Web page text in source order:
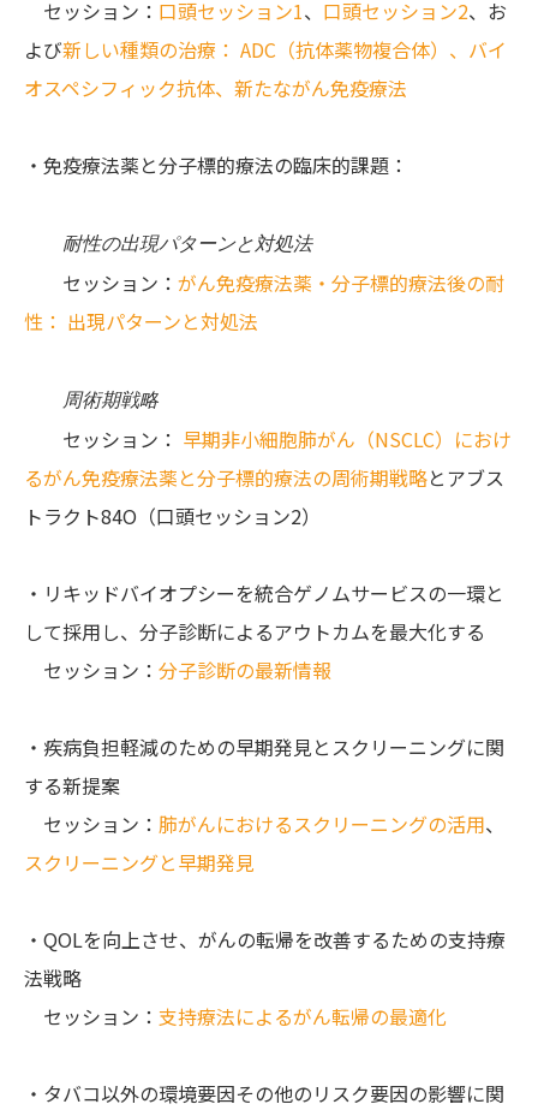
セッション： 口頭セッション1、 口頭セッション2、お
よび新しい種類の治療： ADC（抗体薬物複合体）、バイ
オスペシフィック抗体、新たながん免疫療法
・免疫療法薬と分子標的療法の臨床的課題：
耐性の出現パターンと対処法
セッション： がん免疫療法薬・分子標的療法後の耐
性： 出現パターンと対処法
周術期戦略
セッション： 早期非小細胞肺がん（NSCLC）におけ
るがん免疫療法薬と分子標的療法の周術期戦略とアブス
トラクト84O（口頭セッション2）
・リキッドバイオプシーを統合ゲノムサービスの一環と
して採用し、分子診断によるアウトカムを最大化する
セッション： 分子診断の最新情報
・疾病負担軽減のための早期発見とスクリーニングに関
する新提案
セッション： 肺がんにおけるスクリーニングの活用、
スクリーニングと早期発見
・QOLを向上させ、がんの転帰を改善するための支持療
法戦略
セッション： 支持療法によるがん転帰の最適化
・タバコ以外の環境要因その他のリスク要因の影響に関